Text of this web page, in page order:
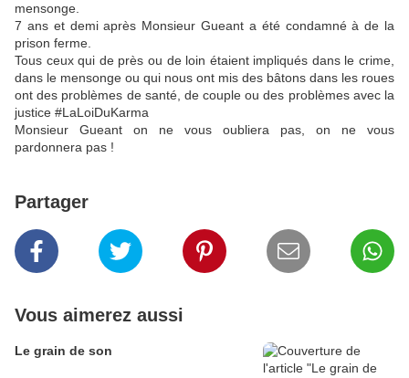
mensonge.
7 ans et demi après Monsieur Gueant a été condamné à de la
prison ferme.
Tous ceux qui de près ou de loin étaient impliqués dans le crime,
dans le mensonge ou qui nous ont mis des bâtons dans les roues
ont des problèmes de santé, de couple ou des problèmes avec la
justice #LaLoiDuKarma
Monsieur Gueant on ne vous oubliera pas, on ne vous
pardonnera pas !
Partager
Vous aimerez aussi
Le grain de son